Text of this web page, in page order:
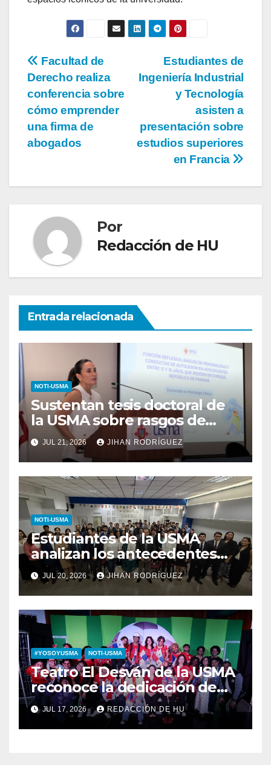
Estudiantes de
Ingeniería Industrial
y Tecnología
asisten a
presentación sobre
estudios superiores
en Francia
Facultad de
Derecho realiza
conferencia sobre
cómo emprender
una firma de
abogados
Por
Redacción de HU
Entrada relacionada
NOTI-USMA
Sustentan tesis doctoral de
la USMA sobre rasgos de
personalidad y conductas de
autolesión en adolescentes
JUL 21, 2026 JIHAN RODRÍGUEZ
NOTI-USMA
Estudiantes de la USMA
analizan los antecedentes
del Derecho Romano junto a
diputada invitada
JUL 20, 2026 JIHAN RODRÍGUEZ
#YOSOYUSMA NOTI-USMA
Teatro El Desván de la USMA
reconoce la dedicación de
sus estudiantes en su 43
aniversario
JUL 17, 2026 REDACCIÓN DE HU